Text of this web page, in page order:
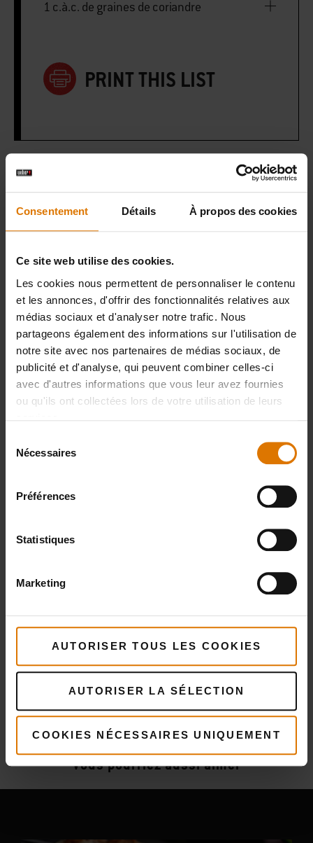
Consentement Détails À propos des cookies
Ce site web utilise des cookies.
Les cookies nous permettent de personnaliser le contenu
et les annonces, d'offrir des fonctionnalités relatives aux
médias sociaux et d'analyser notre trafic. Nous
partageons également des informations sur l'utilisation de
notre site avec nos partenaires de médias sociaux, de
publicité et d'analyse, qui peuvent combiner celles-ci
avec d'autres informations que vous leur avez fournies
ou qu'ils ont collectées lors de votre utilisation de leurs
Nécessaires
Préférences
Statistiques
Marketing
AUTORISER TOUS LES COOKIES
AUTORISER LA SÉLECTION
COOKIES NÉCESSAIRES UNIQUEMENT
1 c.à.c. de graines de coriandre
PRINT THIS LIST
Préparons-nous
Accessoires
recommandés
Plusrecettes
Vous pourriez aussi aimer